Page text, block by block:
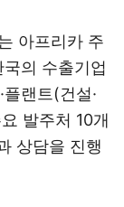
아프리카 주
의 수출기업
랜트(건설·
발주처 10개
상담을 진행